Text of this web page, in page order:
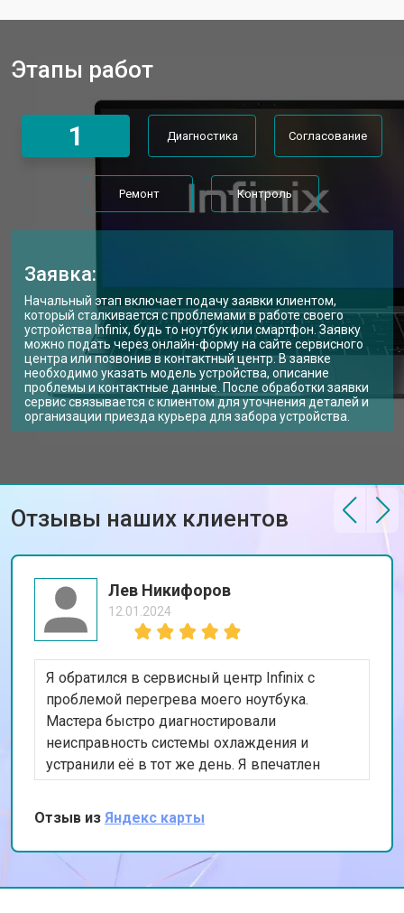
Замена матрицы ноутбука Infinix
Замена Wi-Fi ноутбука Infinix от 2200 ₽ Заказать
Ремонт цепи питания от 3500 ₽ Заказать
Замена USB порта от 2200 ₽ Заказать
Замена звуковой карты от 1700 ₽ Заказать
Замена микрофона от 2600 ₽ Заказать
Замена оперативной памяти от 1100 ₽ Заказать
Прошивка BIOS ноутбука Infinix от 1500 ₽ Заказать
Замена северного моста от 3500 ₽ Заказать
Ремонт петель ноутбука Infinix от 3990 ₽ Заказать
Этапы работ
1 Диагностика Согласование
Ремонт Контроль
Заявка:
Начальный этап включает подачу заявки клиентом,
который сталкивается с проблемами в работе своего
устройства Infinix, будь то ноутбук или смартфон. Заявку
можно подать через онлайн-форму на сайте сервисного
центра или позвонив в контактный центр. В заявке
необходимо указать модель устройства, описание
проблемы и контактные данные. После обработки заявки
сервис связывается с клиентом для уточнения деталей и
организации приезда курьера для забора устройства.
Отзывы наших клиентов
Лев Никифоров
12.01.2024
Я обратился в сервисный центр Infinix с
проблемой перегрева моего ноутбука.
Мастера быстро диагностировали
неисправность системы охлаждения и
устранили её в тот же день. Я впечатлен
оперативностью и качеством работы. Мой
ноутбук теперь работает как новый. Спасибо
за ваш профессионализм!
Отзыв из Яндекс карты